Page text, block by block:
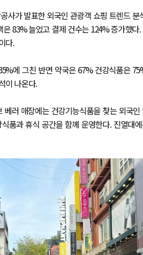
사가 발표한 외국인 관광객 쇼핑 트렌드
83% 늘었고 결제 건수는 124% 증가했
다.
에 그친 반면 약국은 67% 건강식품은
이 나온다.
러 매장에는 건강기능식품을 찾는 외국
품과 휴식 공간을 함께 운영한다. 진열대